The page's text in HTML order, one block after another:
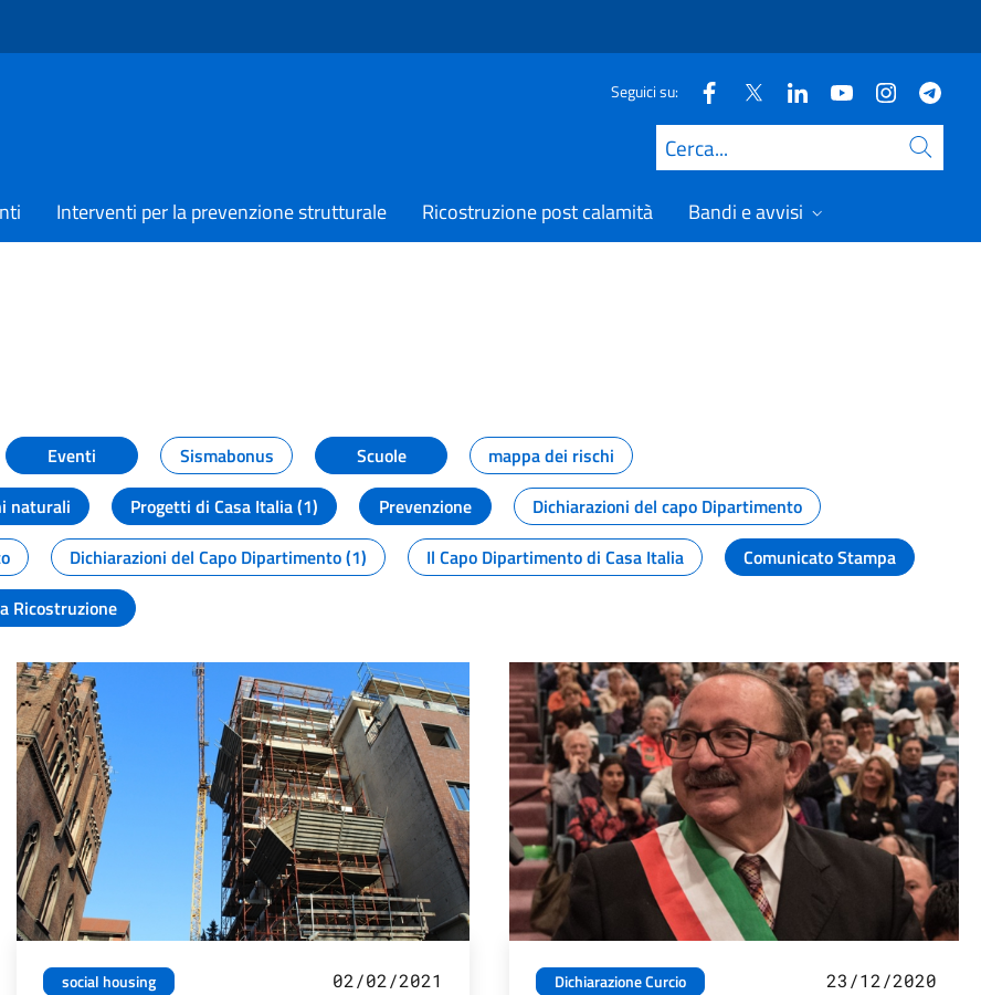
Seguici su:
Cerca
Interventi per la prevenzione strutturale Ricostruzione post calamità Bandi e avvisi
Eventi Sismabonus Scuole
mappa dei rischi
naturali Progetti di Casa Italia (1) Prevenzione
Dichiarazioni del capo Dipartimento
Dichiarazioni del Capo Dipartimento (1) Il Capo Dipartimento di Casa Italia
Comunicato Stampa
Ricostruzione
social housing 02/02/2021 Dichiarazione Curcio 23/12/2020